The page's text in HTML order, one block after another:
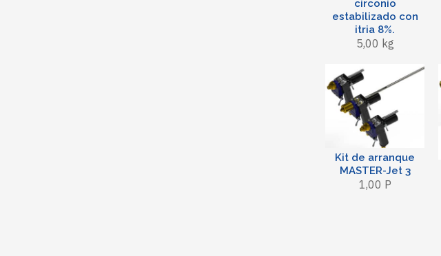
circonio
estabilizado con
itria 8%.
5,00 kg
Kit de arranque
MASTER-Jet 3
1,00 P